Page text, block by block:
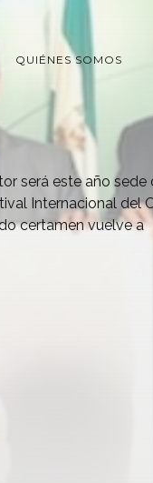
QUIÉNES SOMOS
será este año
Internacional del
certamen vuelve a